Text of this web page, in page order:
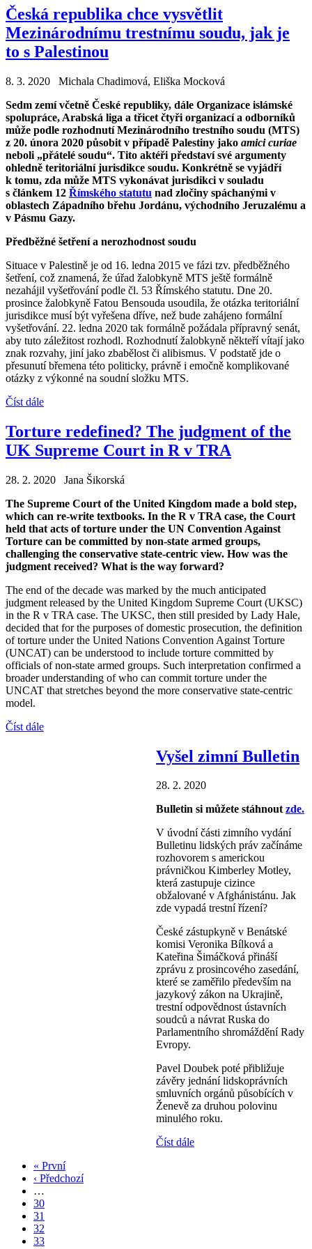
Česká republika chce vysvětlit
Mezinárodnímu trestnímu soudu, jak je
to s Palestinou
8. 3. 2020 Michala Chadimová, Eliška Mocková
Sedm zemí včetně České republiky, dále Organizace islámské
spolupráce, Arabská liga a třicet čtyři organizací a odborníků
může podle rozhodnutí Mezinárodního trestního soudu (MTS)
z 20. února 2020 působit v případě Palestiny jako amici curiae
neboli „přátelé soudu“. Tito aktéři představí své argumenty
ohledně teritoriální jurisdikce soudu. Konkrétně se vyjádří
k tomu, zda může MTS vykonávat jurisdikci v souladu
s článkem 12 Římského statutu nad zločiny spáchanými v
oblastech Západního břehu Jordánu, východního Jeruzalému a
v Pásmu Gazy.
Předběžné šetření a nerozhodnost soudu
Situace v Palestině je od 16. ledna 2015 ve fázi tzv. předběžného
šetření, což znamená, že úřad žalobkyně MTS ještě formálně
nezahájil vyšetřování podle čl. 53 Římského statutu. Dne 20.
prosince žalobkyně Fatou Bensouda usoudila, že otázka teritoriální
jurisdikce musí být vyřešena dříve, než bude zahájeno formální
vyšetřování. 22. ledna 2020 tak formálně požádala přípravný senát,
aby tuto záležitost rozhodl. Rozhodnutí žalobkyně někteří vítají jako
znak rozvahy, jiní jako zbabělost či alibismus. V podstatě jde o
přesunutí břemena této politicky, právně i emočně komplikované
otázky z výkonné na soudní složku MTS.
Číst dále
Torture redefined? The judgment of the
UK Supreme Court in R v TRA
28. 2. 2020 Jana Šikorská
The Supreme Court of the United Kingdom made a bold step,
which can re-write textbooks. In the R v TRA case, the Court
held that acts of torture under the UN Convention Against
Torture can be committed by non-state armed groups,
challenging the conservative state-centric view. How was the
judgment received? What is the way forward?
The end of the decade was marked by the much anticipated
judgment released by the United Kingdom Supreme Court (UKSC)
in the R v TRA case. The UKSC, then still presided by Lady Hale,
decided that for the purposes of domestic prosecution, the definition
of torture under the United Nations Convention Against Torture
(UNCAT) can be understood to include torture committed by
officials of non-state armed groups. Such interpretation confirmed a
broader understanding of who can commit torture under the
UNCAT that stretches beyond the more conservative state-centric
model.
Číst dále
Vyšel zimní Bulletin
28. 2. 2020
Bulletin si můžete stáhnoutzde.
V úvodní části zimního vydání
Bulletinu lidských práv začínáme
rozhovorem s americkou
právničkou Kimberley Motley,
která zastupuje cizince
obžalované v Afghánistánu. Jak
zde vypadá trestní řízení?
České zástupkyně v Benátské
komisi Veronika Bílková a
Kateřina Šimáčková přináší
zprávu z prosincového zasedání,
které se zaměřilo především na
jazykový zákon na Ukrajině,
trestní odpovědnost ústavních
soudců a návrat Ruska do
Parlamentního shromáždění Rady
Evropy.
Pavel Doubek poté přibližuje
závěry jednání lidskoprávních
smluvních orgánů působících v
Ženevě za druhou polovinu
minulého roku.
Číst dále
Pagination
First
page
« První
Předchozí
stránka
‹ Předchozí
…
Page
30
Page
31
Page
32
Page
33